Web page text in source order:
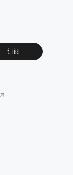
订阅